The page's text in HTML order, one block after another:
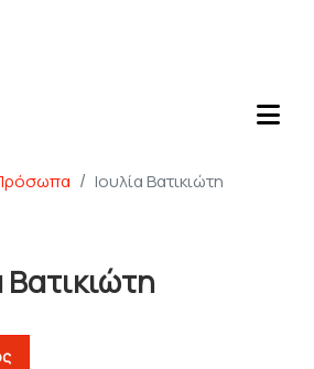
Ιουλία Βατικιώτη
Βατικιώτη